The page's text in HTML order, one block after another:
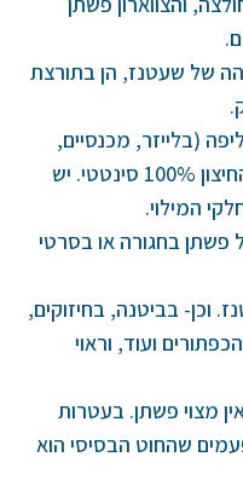
של שעטנז, הן בתורצת
(בלייזר, מכנסיים,
ווסט חצאית וכו') גם חליפה שהבד החיצון 100% סינטטי. יש
המילוי.
פשתן בחגורה או בסרטי
וכן- בביטנה, בחיזוקים,
ועוד, וראוי
מצוי פשתן. בעטרות
שהחוט הבסיסי הוא